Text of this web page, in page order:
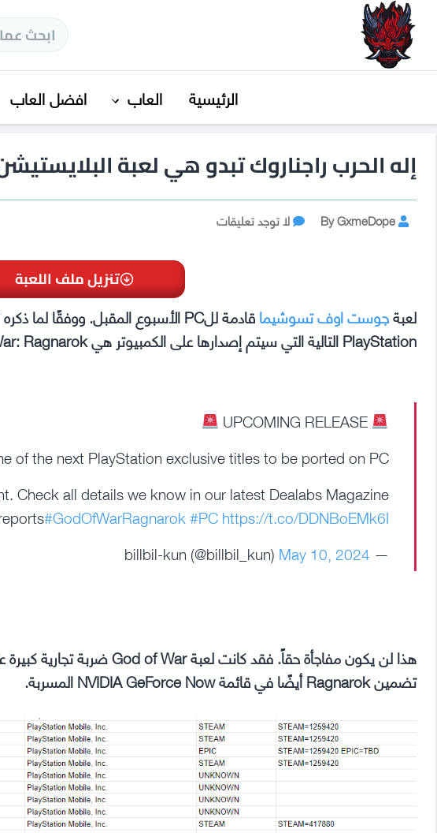
الرئيسية العاب افضل العاب
إله الحرب راجناروك تبدو هي لعبة
Post
By GxmeDope لا توجد تعليقاتعلى
راجناروك
هي
لعبة
البلايستيشن
تنزيل ملف اللعبة
لعبةجوست اوف تسوشيما
PlayStation التالية التي سيتم إصدارها على الكمبيوتر هي God of War: Ragnarok.
UPCOMING RELEASE
of the next PlayStation exclusive titles to be ported on PC
Check all details we know in our latest Dealabs Magazine
#GodOfWarRagnarok#PChttps://t.co/DDNBoEMk6I
— billbil-kun (@billbil_kun)
May 10, 2024
تضمين Ragnarok أيضًا في قائمة NVIDIA GeForce Now المسربة.